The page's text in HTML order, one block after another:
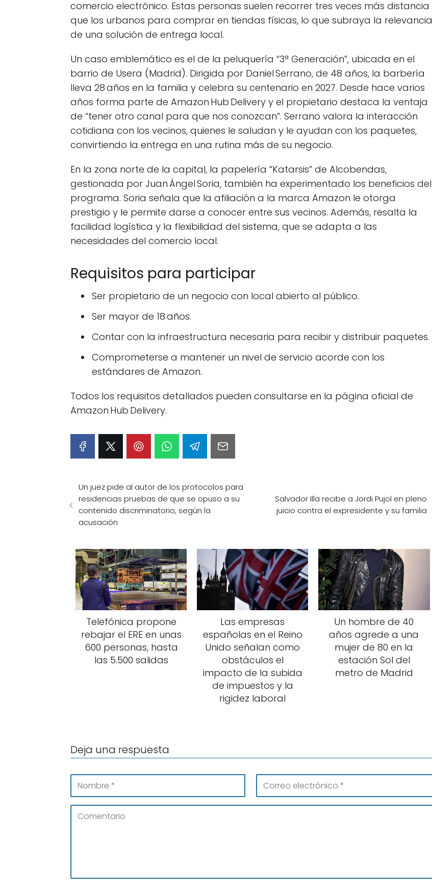
comercio electrónico. Estas personas suelen recorrer tres veces más distancia
que los urbanos para comprar en tiendas físicas, lo que subraya la relevancia
de una solución de entrega local.
Un caso emblemático es el de la peluquería “3ª Generación”, ubicada en el
barrio de Usera (Madrid). Dirigida por Daniel Serrano, de 48 años, la barbería
lleva 28 años en la familia y celebra su centenario en 2027. Desde hace varios
años forma parte de Amazon Hub Delivery y el propietario destaca la ventaja
de “tener otro canal para que nos conozcan”. Serrano valora la interacción
cotidiana con los vecinos, quienes le saludan y le ayudan con los paquetes,
convirtiendo la entrega en una rutina más de su negocio.
En la zona norte de la capital, la papelería “Katarsis” de Alcobendas,
gestionada por Juan Ángel Soria, también ha experimentado los beneficios del
programa. Soria señala que la afiliación a la marca Amazon le otorga
prestigio y le permite darse a conocer entre sus vecinos. Además, resalta la
facilidad logística y la flexibilidad del sistema, que se adapta a las
necesidades del comercio local.
Requisitos para participar
Ser propietario de un negocio con local abierto al público.
Ser mayor de 18 años.
Contar con la infraestructura necesaria para recibir y distribuir paquetes.
Comprometerse a mantener un nivel de servicio acorde con los
estándares de Amazon.
Todos los requisitos detallados pueden consultarse en la página oficial de
Amazon Hub Delivery.
Un juez pide al autor de los protocolos para
residencias pruebas de que se opuso a su
contenido discriminatorio, según la
acusación
Salvador Illa recibe a Jordi Pujol en pleno
juicio contra el expresidente y su familia
Telefónica propone
rebajar el ERE en unas
600 personas, hasta
las 5.500 salidas
Las empresas
españolas en el Reino
Unido señalan como
obstáculos el
impacto de la subida
de impuestos y la
rigidez laboral
Un hombre de 40
años agrede a una
mujer de 80 en la
estación Sol del
metro de Madrid
Deja una respuesta